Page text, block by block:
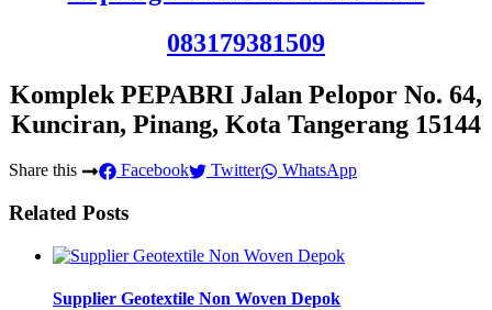
083179381509
Komplek PEPABRI Jalan Pelopor No. 64,
Kunciran, Pinang, Kota Tangerang 15144
Share this Facebook Twitter WhatsApp
Related Posts
Supplier Geotextile Non Woven Depok